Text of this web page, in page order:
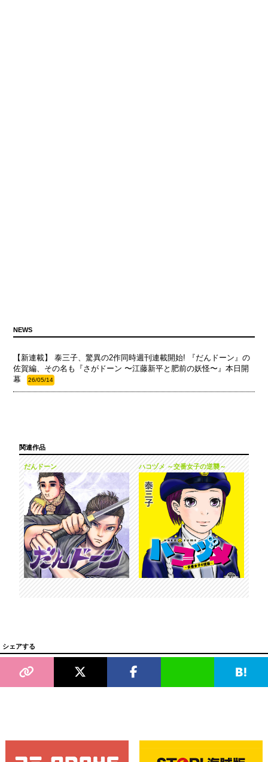
NEWS
【新連載】 泰三子、驚異の2作同時週刊連載開始! 『だんドーン』の
佐賀編、その名も『さがドーン 〜江藤新平と肥前の妖怪〜』本日開
幕
26/05/14
関連作品
だんドーン ハコヅメ ～交番女子の逆襲～
シェアする